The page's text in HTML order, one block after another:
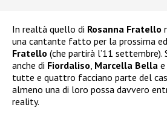
In realtà quello di Rosanna Fratello
una cantante fatto per la prossima
Fratello (che partirà l’11
anche di Fiordaliso, Marcella Bella e
tutte e quattro facciano parte del
almeno una di loro possa davvero
reality.